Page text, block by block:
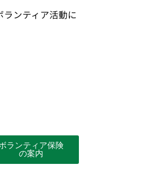
ンティア活動に
ランティア保険
の案内